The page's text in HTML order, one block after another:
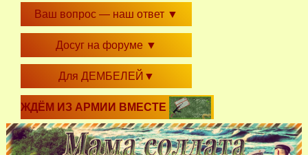
Ваш вопрос — наш ответ ▼
Досуг на форуме ▼
Для ДЕМБЕЛЕЙ ▼
ЖДЁМ ИЗ АРМИИ ВМЕСТЕ